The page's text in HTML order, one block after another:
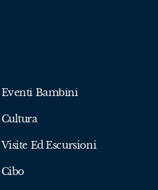
Eventi Bambini
Cultura
Visite Ed Escursioni
Cibo